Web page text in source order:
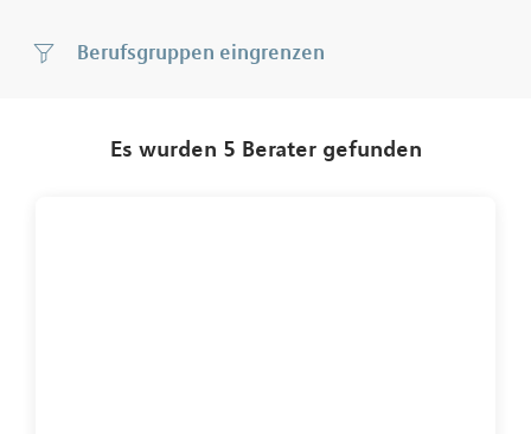
Berufsgruppen
Es wurden 5 Berater gefunden